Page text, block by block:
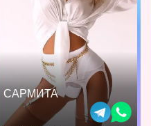
САРМИТА